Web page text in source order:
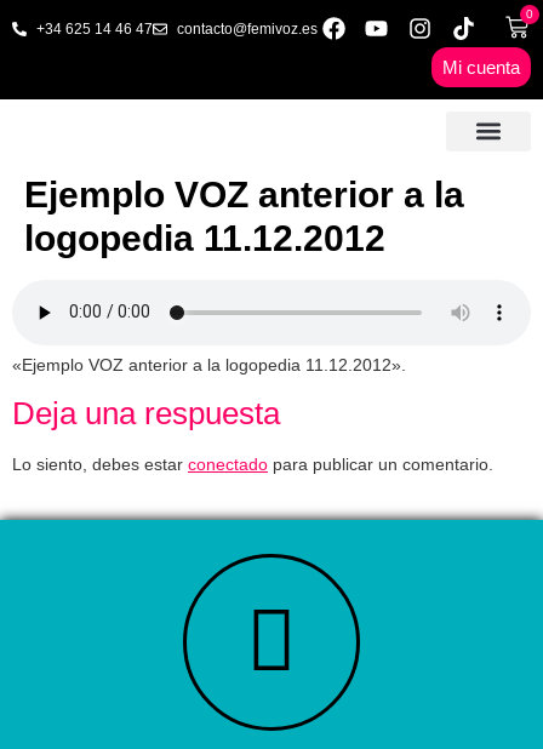
+34 625 14 46 47 contacto@femivoz.es
0
Mi cuenta
Ejemplo VOZ anterior a la
logopedia 11.12.2012
«Ejemplo VOZ anterior a la logopedia 11.12.2012».
Deja una respuesta
Lo siento, debes estar conectado para publicar un comentario.